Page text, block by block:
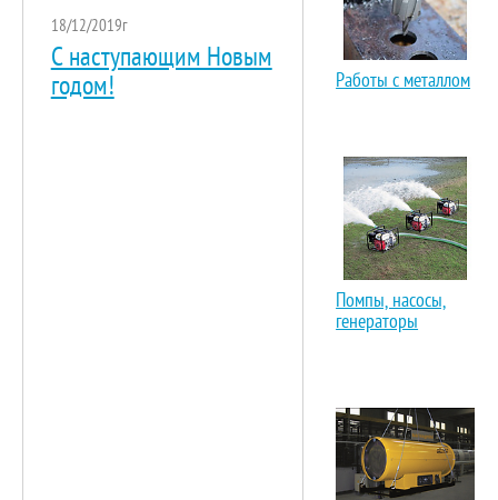
18/12/2019г
С наступающим Новым
годом!
Работы с металлом
Помпы, насосы,
генераторы